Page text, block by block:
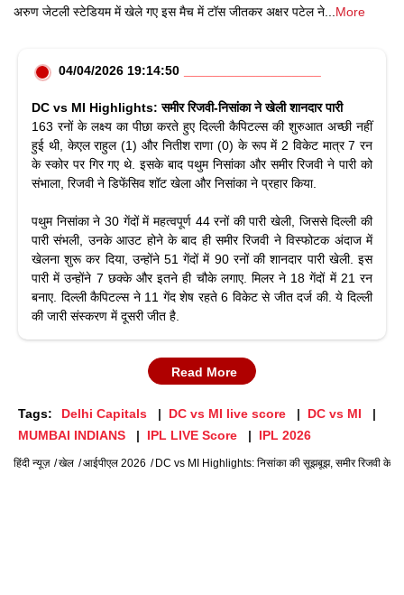
अरुण जेटली स्टेडियम में खेले गए इस मैच में टॉस जीतकर अक्षर पटेल ने
More
04/04/2026 19:14:50
DC vs MI Highlights: समीर रिजवी-निसांका ने खेली शानदार पारी
163 रनों के लक्ष्य का पीछा करते हुए दिल्ली कैपिटल्स की शुरुआत अच्छी नहीं
हुई थी, केएल राहुल (1) और नितीश राणा (0) के रूप में 2 विकेट मात्र 7 रन
के स्कोर पर गिर गए थे. इसके बाद पथुम निसांका और समीर रिजवी ने पारी को
संभाला, रिजवी ने डिफेंसिव शॉट खेला और निसांका ने प्रहार किया.
पथुम निसांका ने 30 गेंदों में महत्वपूर्ण 44 रनों की पारी खेली, जिससे दिल्ली की
पारी संभली, उनके आउट होने के बाद ही समीर रिजवी ने विस्फोटक अंदाज में
खेलना शुरू कर दिया, उन्होंने 51 गेंदों में 90 रनों की शानदार पारी खेली. इस
पारी में उन्होंने 7 छक्के और इतने ही चौके लगाए. मिलर ने 18 गेंदों में 21 रन
बनाए. दिल्ली कैपिटल्स ने 11 गेंद शेष रहते 6 विकेट से जीत दर्ज की. ये दिल्ली
की जारी संस्करण में दूसरी जीत है.
Read More
Tags: Delhi Capitals DC vs MI live score
DC vs MI
MUMBAI INDIANS
IPL LIVE Score IPL 2026
हिंदी न्यूज़ खेल आईपीएल 2026 DC vs MI Highlights: निसांका की सूझबूझ, समीर रिजवी के